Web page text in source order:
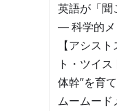
英語が「聞
― 科学的メ
【アシス
ト・ツイ
体幹”を育
ムームー